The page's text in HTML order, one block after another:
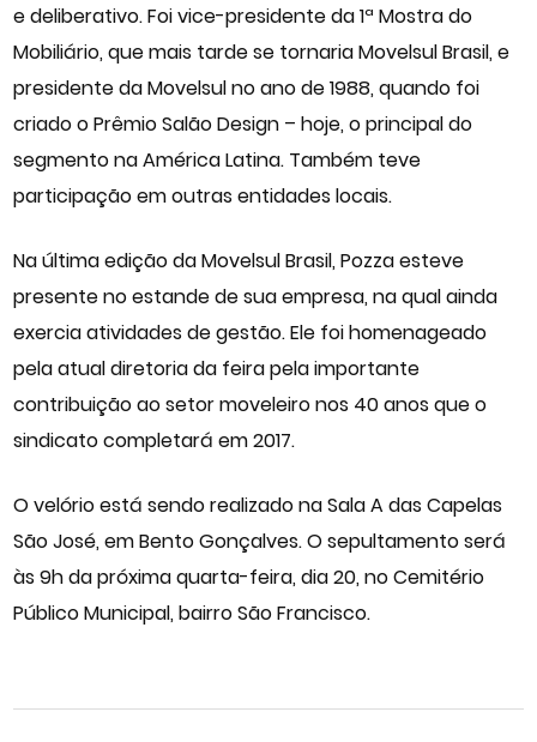
e deliberativo. Foi vice-presidente da 1ª Mostra do
Mobiliário, que mais tarde se tornaria Movelsul Brasil, e
presidente da Movelsul no ano de 1988, quando foi
criado o Prêmio Salão Design – hoje, o principal do
segmento na América Latina. Também teve
participação em outras entidades locais.
Na última edição da Movelsul Brasil, Pozza esteve
presente no estande de sua empresa, na qual ainda
exercia atividades de gestão. Ele foi homenageado
pela atual diretoria da feira pela importante
contribuição ao setor moveleiro nos 40 anos que o
sindicato completará em 2017.
O velório está sendo realizado na Sala A das Capelas
São José, em Bento Gonçalves. O sepultamento será
às 9h da próxima quarta-feira, dia 20, no Cemitério
Público Municipal, bairro São Francisco.